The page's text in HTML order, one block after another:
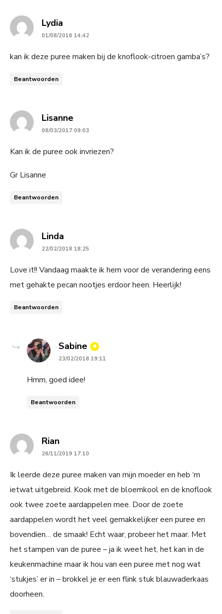
Lydia
01/08/2016 14:42
kan ik deze puree maken bij de knoflook-citroen gamba’s?
Beantwoorden
Lisannesays:
08/03/2017 09:03
Kan ik de puree ook invriezen?
Gr Lisanne
Beantwoorden
Linda
22/02/2018 18:25
Love it!! Vandaag maakte ik hem voor de verandering eens
met gehakte pecan nootjes erdoor heen. Heerlijk!
Beantwoorden
Sabine says:
23/02/2018 19:11
Hmm, goed idee!
Beantwoorden
Riansays:
26/11/2019 17:10
Ik leerde deze puree maken van mijn moeder en heb ‘m
ietwat uitgebreid. Kook met de bloemkool en de knoflook
ook twee zoete aardappelen mee. Door de zoete
aardappelen wordt het veel gemakkelijker een puree en
bovendien… de smaak! Echt waar, probeer het maar. Met
het stampen van de puree – ja ik weet het, het kan in de
keukenmachine maar ik hou van een puree met nog wat
‘stukjes’ er in – brokkel je er een flink stuk blauwaderkaas
doorheen.